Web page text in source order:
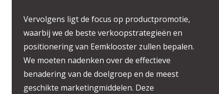
Vervolgens ligt de focus op productpromotie,
waarbij we de beste verkoopstrategieën en
positionering van Eemklooster zullen bepalen.
We moeten nadenken over de effectieve
benadering van de doelgroep en de meest
geschikte marketingmiddelen. Deze